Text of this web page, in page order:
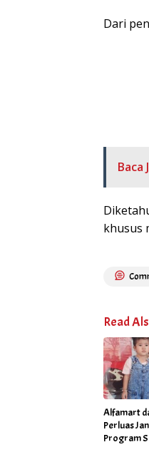
Dari
Baca
khusus
Read
Alfamart
Perluas
Program